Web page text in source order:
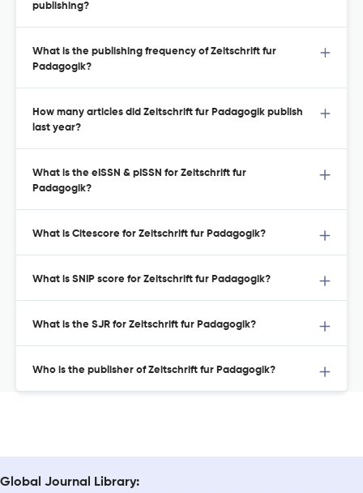
publishing?
What is the publishing frequency of Zeitschrift fur
Padagogik?
How many articles did Zeitschrift fur Padagogik publish
last year?
What is the eISSN & pISSN for Zeitschrift fur
Padagogik?
What is Citescore for Zeitschrift fur Padagogik?
What is SNIP score for Zeitschrift fur Padagogik?
What is the SJR for Zeitschrift fur Padagogik?
Who is the publisher of Zeitschrift fur Padagogik?
Global Journal Library: